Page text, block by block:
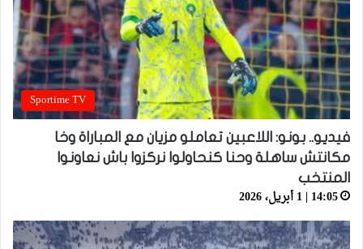
Sportime TV
فيديو.. بونو: اللاعبين تعاملو مزيان مع المباراة وخا
مكانتش ساهلة وحنا كنحاولوا نركزوا باش نعاونوا
المنتخب
14:05 | 1 أبريل، 2026